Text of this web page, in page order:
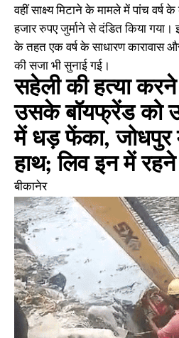
वहीं साक्ष्य मिटाने के मामले में पांच वर्ष
हजार रुपए जुर्माने से दंडित किया
के तहत एक वर्ष के साधारण कारावास
की सजा भी सुनाई गई।
सहेली की हत्या करने
उसके बॉयफ्रेंड को
में धड़ फेंका, जोधपुर
हाथ; लिव इन में रहने
बीकानेर